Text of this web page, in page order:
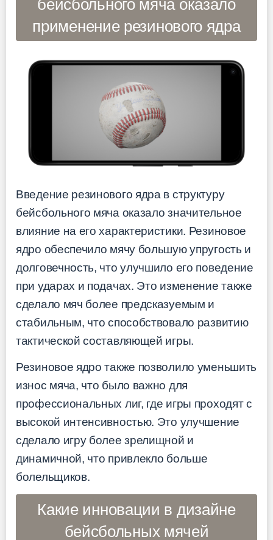
бейсбольного мяча оказало
применение резинового ядра
Введение резинового ядра в структуру
бейсбольного мяча оказало значительное
влияние на его характеристики. Резиновое
ядро обеспечило мячу большую упругость и
долговечность, что улучшило его поведение
при ударах и подачах. Это изменение также
сделало мяч более предсказуемым и
стабильным, что способствовало развитию
тактической составляющей игры.
Резиновое ядро также позволило уменьшить
износ мяча, что было важно для
профессиональных лиг, где игры проходят с
высокой интенсивностью. Это улучшение
сделало игру более зрелищной и
динамичной, что привлекло больше
болельщиков.
Какие инновации в дизайне
бейсбольных мячей